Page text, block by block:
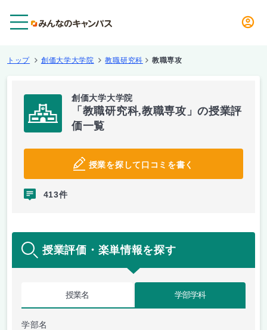
トップ 創価大学大学院 教職研究科 教職専攻
創価大学大学院
「教職研究科,教職専攻」の授業評
価一覧
授業を探して口コミを書く
413件
授業評価・楽単情報を探す
授業名 学部学科
学部名